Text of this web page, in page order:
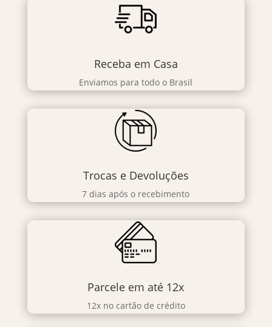
Receba em Casa
Enviamos para todo o Brasil
Trocas e Devoluções
7 dias após o recebimento
Parcele em até 12x
12x no cartão de crédito